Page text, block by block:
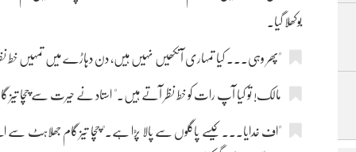
بوکھلا گیا۔
"پھر وہی۔۔۔ کیا تمہاری آنکھیں نہیں ہیں، دن دہاڑے میں تمہیں خط
مالک! تو کیا آپ رات کو خط نظر آتے ہیں۔" استاد نے حیرت سے چچا تیز
"اف خدایا۔۔۔ کیسے پاگلوں سے پالا پڑا ہے۔" چچا تیز گام جھلاہٹ